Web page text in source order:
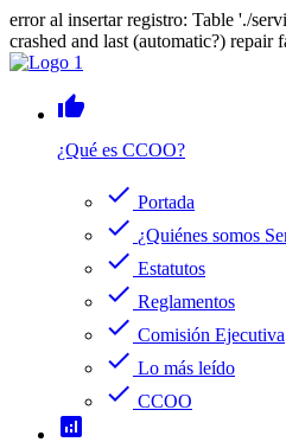
error al insertar registro: Table './
crashed and last (automatic?) repair
thumb_up
¿Qué es CCOO?
check Portada
check ¿Quiénes somos
check Estatutos
check Reglamentos
check Comisión Ejecutiva
check Lo más leído
check CCOO
analytics